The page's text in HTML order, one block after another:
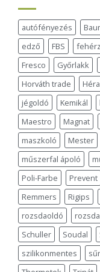
autófényezés
edző
FBS
Fresco
Győrlakk
Horváth trade
Héra
jégoldó
Kemikál
Maestro
Magnat
maszkoló
Mester
műszerfal ápoló
Poli-Farbe
Prevent
Remmers
Rigips
rozsdaoldó
Schuller
Soudal
szilikonmentes